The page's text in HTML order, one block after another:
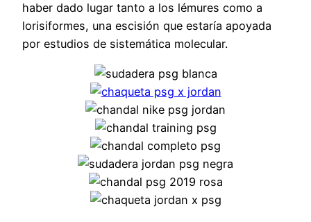
haber dado lugar tanto a los lémures como a
lorisiformes, una escisión que estaría apoyada
por estudios de sistemática molecular.